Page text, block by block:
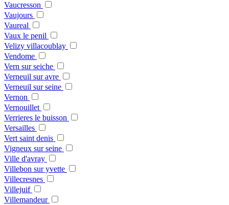
Vaucresson
Vaujours
Vaureal
Vaux le penil
Velizy villacoublay
Vendome
Vern sur seiche
Verneuil sur avre
Verneuil sur seine
Vernon
Vernouillet
Verrieres le buisson
Versailles
Vert saint denis
Vigneux sur seine
Ville d'avray
Villebon sur yvette
Villecresnes
Villejuif
Villemandeur